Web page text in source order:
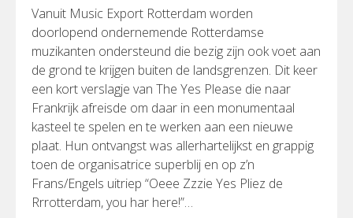
Vanuit Music Export Rotterdam worden
doorlopend ondernemende Rotterdamse
muzikanten ondersteund die bezig zijn ook voet aan
de grond te krijgen buiten de landsgrenzen. Dit keer
een kort verslagje van The Yes Please die naar
Frankrijk afreisde om daar in een monumentaal
kasteel te spelen en te werken aan een nieuwe
plaat. Hun ontvangst was allerhartelijkst en grappig
toen de organisatrice superblij en op z’n
Frans/Engels uitriep “Oeee Zzzie Yes Pliez de
Rrrotterdam, you har here!”…